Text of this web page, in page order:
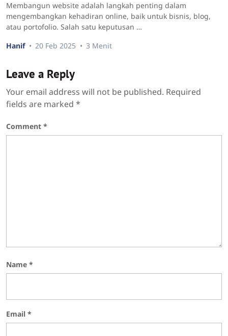
Membangun website adalah langkah penting dalam
mengembangkan kehadiran online, baik untuk bisnis, blog,
atau portofolio. Salah satu keputusan …
Hanif
20 Feb 2025 3 Menit
Leave a Reply
Your email address will not be published. Required
fields are marked *
Comment *
Name *
Email *